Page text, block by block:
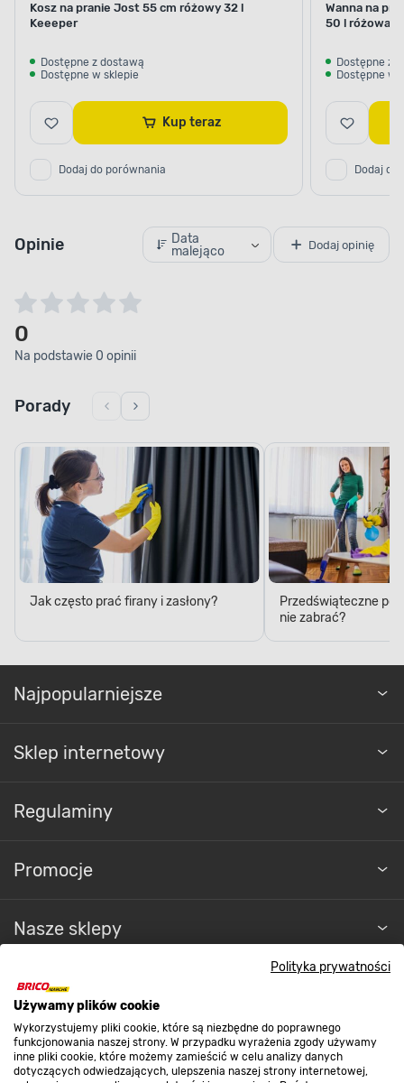
Polityka prywatności
Używamy plików cookie
Wykorzystujemy pliki cookie, które są niezbędne do poprawnego
funkcjonowania naszej strony. W przypadku wyrażenia zgody używamy
inne pliki cookie, które możemy zamieścić w celu analizy danych
dotyczących odwiedzających, ulepszenia naszej strony internetowej,
Kosz na pranie Jost 55 cm różowy 32 l
Keeeper
Dostępne z dostawą
Dostępne w sklepie
Kup teraz
Dodaj do porównania
Wanna na
50 l różowa
Dostępne z
Dostępne w
Dodaj do
Opinie
Data
malejąco
Dodaj opinię
0
Na podstawie 0 opinii
Porady
Jak często prać firany i zasłony?
Przedświąteczne
nie zabrać?
Najpopularniejsze
Sklep internetowy
Regulaminy
Promocje
Nasze sklepy
O nas
Kontakt do sklepu